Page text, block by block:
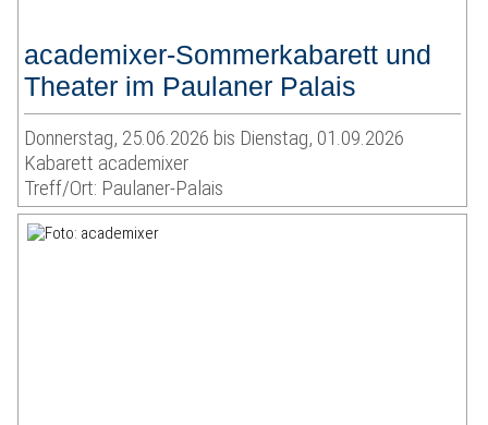
academixer-Sommerkabarett und
Theater im Paulaner Palais
Donnerstag, 25.06.2026 bis Dienstag, 01.09.2026
Kabarett academixer
Treff/Ort: Paulaner-Palais